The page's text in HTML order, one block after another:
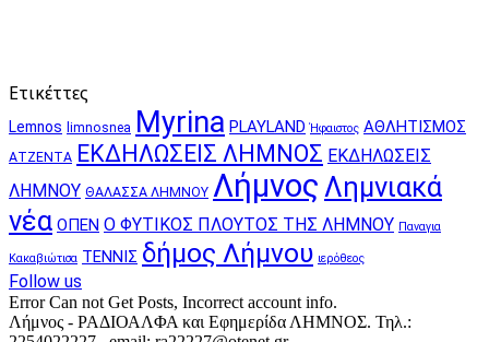
Ετικέττες
Lemnos limnosnea Myrina PLAYLAND Ήφαιστος ΑΘΛΗΤΙΣΜΟΣ
ΑΤΖΕΝΤΑ ΕΚΔΗΛΩΣΕΙΣ ΛΗΜΝΟΣ ΕΚΔΗΛΩΣΕΙΣ
ΛΗΜΝΟΥ ΘΑΛΑΣΣΑ ΛΗΜΝΟΥ Λήμνος Λημνιακά
νέα ΟΠΕΝ Ο ΦΥΤΙΚΟΣ ΠΛΟΥΤΟΣ ΤΗΣ ΛΗΜΝΟΥ Παναγια
Κακαβιώτισα ΤΕΝΝΙΣ δήμος Λήμνου ιερόθεος
Follow us
Error Can not Get Posts, Incorrect account info.
Λήμνος - ΡΑΔΙΟΑΛΦΑ και Εφημερίδα ΛΗΜΝΟΣ. Τηλ.: